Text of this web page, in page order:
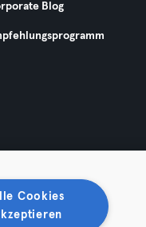
Blog
Cookies